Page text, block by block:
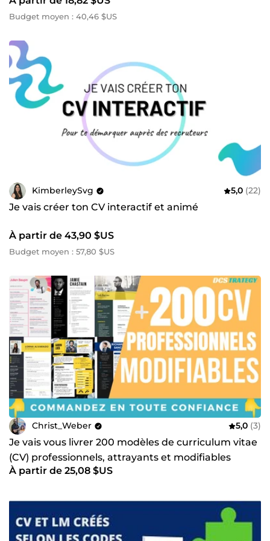
Budget moyen : 40,46 $US
KimberleySvg 5,0 (22)
Je vais créer ton CV interactif et animé
À partir de 43,90 $US
Budget moyen : 57,80 $US
Christ_Weber 5,0 (3)
Je vais vous livrer 200 modèles de curriculum vitae
(CV) professionnels, attrayants et modifiables
À partir de 25,08 $US